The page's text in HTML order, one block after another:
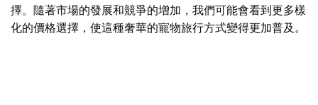
擇。隨著市場的發展和競爭的增加，我們可能會看到更多樣
化的價格選擇，使這種奢華的寵物旅行方式變得更加普及。